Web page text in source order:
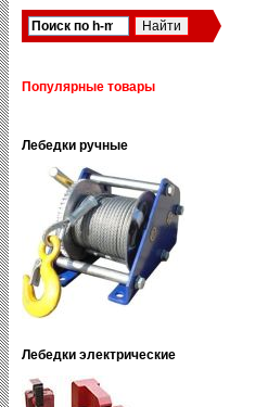
Популярные товары
Лебедки ручные
Лебедки электрические